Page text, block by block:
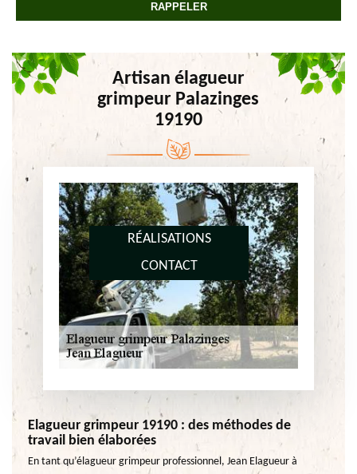
RÉALISATIONS
CONTACT
Artisan élagueur
grimpeur Palazinges
19190
Elagueur grimpeur 19190 : des méthodes de
travail bien élaborées
En tant qu’élagueur grimpeur professionnel, Jean Elagueur à